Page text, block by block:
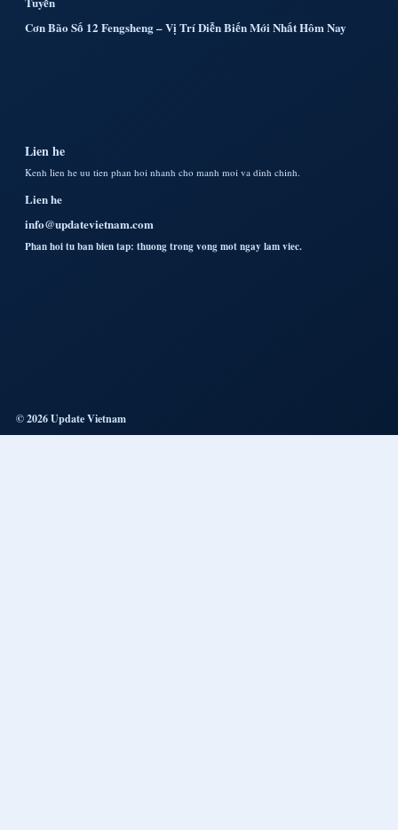
Cơn Bão Số 12 Fengsheng – Vị Trí Diễn Biến Mới Nhất Hôm Nay
Lien he
Kenh lien he uu tien phan hoi nhanh cho manh moi va dinh chinh.
Lien he
info@updatevietnam.com
Phan hoi tu ban bien tap: thuong trong vong mot ngay lam viec.
© 2026 Update Vietnam